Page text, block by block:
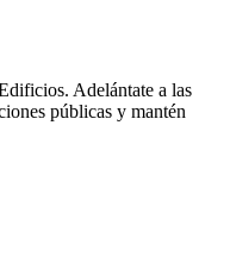
Adelántate a las
públicas y mantén